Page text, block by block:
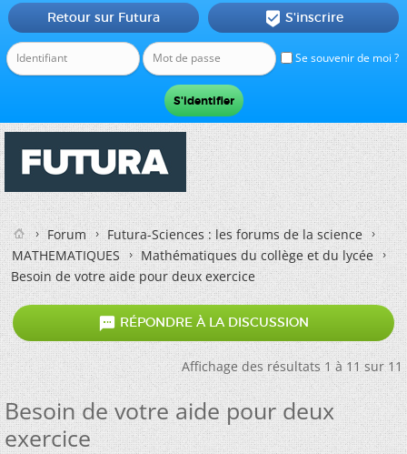
Se souvenir de moi ?
Retour sur Futura  S'inscrire
Forum
Futura-Sciences : les forums de la science
MATHEMATIQUES
Mathématiques du collège et du lycée
Besoin de votre aide pour deux exercice
 RÉPONDRE À LA DISCUSSION
Affichage des résultats 1 à 11 sur 11
Besoin de votre aide pour deux
exercice